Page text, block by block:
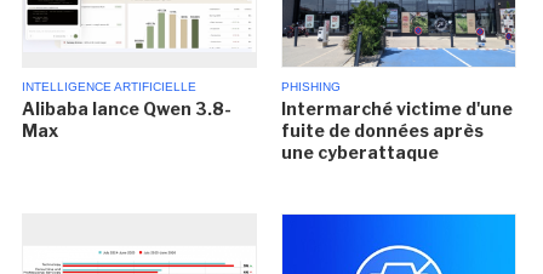
INTELLIGENCE ARTIFICIELLE
Alibaba lance Qwen 3.8-
Max
PHISHING
Intermarché victime d'une
fuite de données après
une cyberattaque